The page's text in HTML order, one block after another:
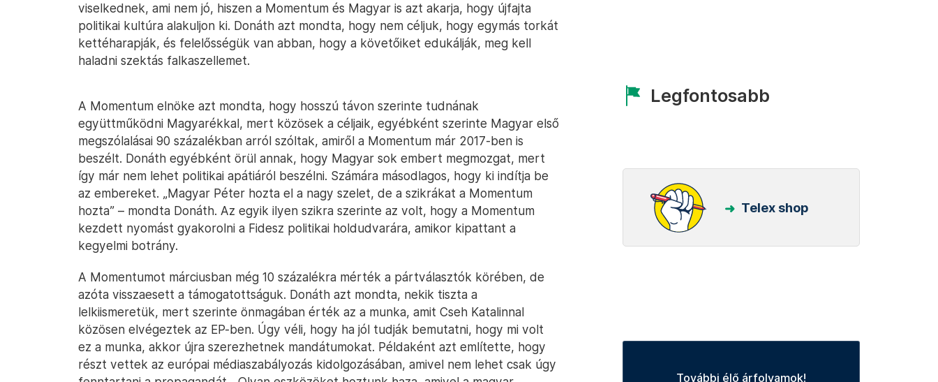
viselkednek, ami nem jó, hiszen a Momentum és Magyar is azt akarja, hogy újfajta
politikai kultúra alakuljon ki. Donáth azt mondta, hogy nem céljuk, hogy egymás torkát
kettéharapják, és felelősségük van abban, hogy a követőiket edukálják, meg kell
haladni szektás falkaszellemet.
A Momentum elnöke azt mondta, hogy hosszú távon szerinte tudnának
együttműködni Magyarékkal, mert közösek a céljaik, egyébként szerinte Magyar első
megszólalásai 90 százalékban arról szóltak, amiről a Momentum már 2017-ben is
beszélt. Donáth egyébként örül annak, hogy Magyar sok embert megmozgat, mert
így már nem lehet politikai apátiáról beszélni. Számára másodlagos, hogy ki indítja be
az embereket. „Magyar Péter hozta el a nagy szelet, de a szikrákat a Momentum
hozta” – mondta Donáth. Az egyik ilyen szikra szerinte az volt, hogy a Momentum
kezdett nyomást gyakorolni a Fidesz politikai holdudvarára, amikor kipattant a
kegyelmi botrány.
A Momentumot márciusban még 10 százalékra mérték a pártválasztók körében, de
azóta visszaesett a támogatottságuk. Donáth azt mondta, nekik tiszta a
lelkiismeretük, mert szerinte önmagában érték az a munka, amit Cseh Katalinnal
közösen elvégeztek az EP-ben. Úgy véli, hogy ha jól tudják bemutatni, hogy mi volt
ez a munka, akkor újra szerezhetnek mandátumokat. Példaként azt említette, hogy
részt vettek az európai médiaszabályozás kidolgozásában, amivel nem lehet csak úgy
Legfontosabb
Telex shop
További élő árfolyamok!